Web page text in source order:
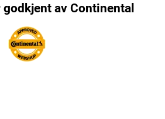
av Continental